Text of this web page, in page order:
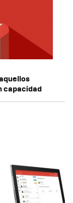
capacidad